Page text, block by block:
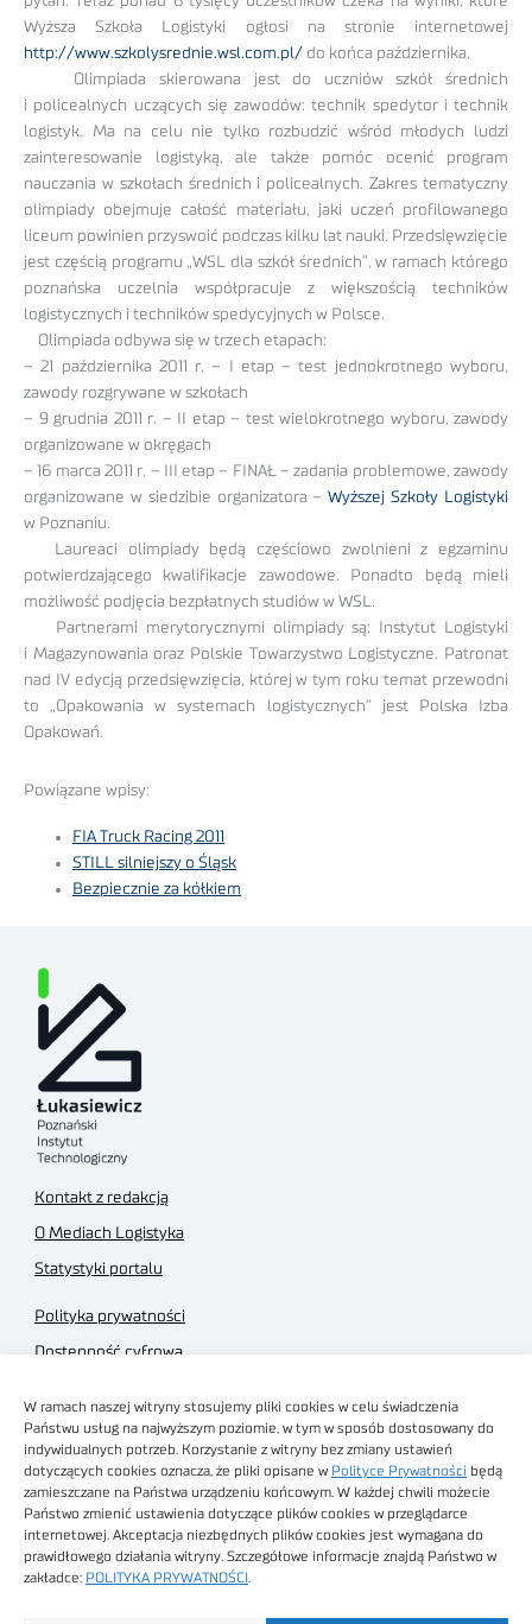
W ramach naszej witryny stosujemy pliki cookies w celu świadczenia
Państwu usług na najwyższym poziomie, w tym w sposób dostosowany do
indywidualnych potrzeb. Korzystanie z witryny bez zmiany ustawień
dotyczących cookies oznacza, że pliki opisane w Polityce Prywatności będą
zamieszczane na Państwa urządzeniu końcowym. W każdej chwili możecie
Państwo zmienić ustawienia dotyczące plików cookies w przeglądarce
internetowej. Akceptacja niezbędnych plików cookies jest wymagana do
prawidłowego działania witryny. Szczegółowe informacje znajdą Państwo w
zakładce: POLITYKA PRYWATNOŚCI
Wyższa Szkoła Logistyki ogłosi na stronie internetowej
http://www.szkolysrednie.wsl.com.pl/ do końca października.
Olimpiada skierowana jest do uczniów szkół średnich
i policealnych uczących się zawodów: technik spedytor i technik
logistyk. Ma na celu nie tylko rozbudzić wśród młodych ludzi
zainteresowanie logistyką, ale także pomóc ocenić program
nauczania w szkołach średnich i policealnych. Zakres tematyczny
olimpiady obejmuje całość materiału, jaki uczeń profilowanego
liceum powinien przyswoić podczas kilku lat nauki. Przedsięwzięcie
jest częścią programu „WSL dla szkół średnich”, w ramach którego
poznańska uczelnia współpracuje z większością techników
logistycznych i techników spedycyjnych w Polsce.
Olimpiada odbywa się w trzech etapach:
– 21 października 2011 r. – I etap – test jednokrotnego wyboru,
zawody rozgrywane w szkołach
– 9 grudnia 2011 r. – II etap – test wielokrotnego wyboru, zawody
organizowane w okręgach
– 16 marca 2011 r. – III etap – FINAŁ – zadania problemowe, zawody
organizowane w siedzibie organizatora –Wyższej Szkoły Logistyki
w Poznaniu.
Laureaci olimpiady będą częściowo zwolnieni z egzaminu
potwierdzającego kwalifikacje zawodowe. Ponadto będą mieli
możliwość podjęcia bezpłatnych studiów w WSL.
Partnerami merytorycznymi olimpiady są: Instytut Logistyki
i Magazynowania oraz Polskie Towarzystwo Logistyczne. Patronat
nad IV edycją przedsięwzięcia, której w tym roku temat przewodni
to „Opakowania w systemach logistycznych” jest Polska Izba
Opakowań.
Powiązane wpisy:
FIA Truck Racing 2011
STILL silniejszy o Śląsk
Bezpiecznie za kółkiem
Kontakt z redakcją
O Mediach Logistyka
Statystyki portalu
Polityka prywatności
Dostępność cyfrowa
Regulamin sklepu
Obrazy stockowe
autorstwa